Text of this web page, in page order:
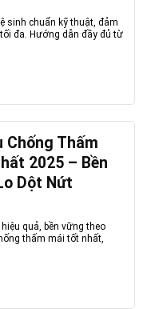
sinh chuẩn kỹ thuật, đảm
đa. Hướng dẫn đầy đủ từ
Chống Thấm
2025 – Bền
Dột Nứt
quả, bền vững theo
thấm mái tốt nhất,